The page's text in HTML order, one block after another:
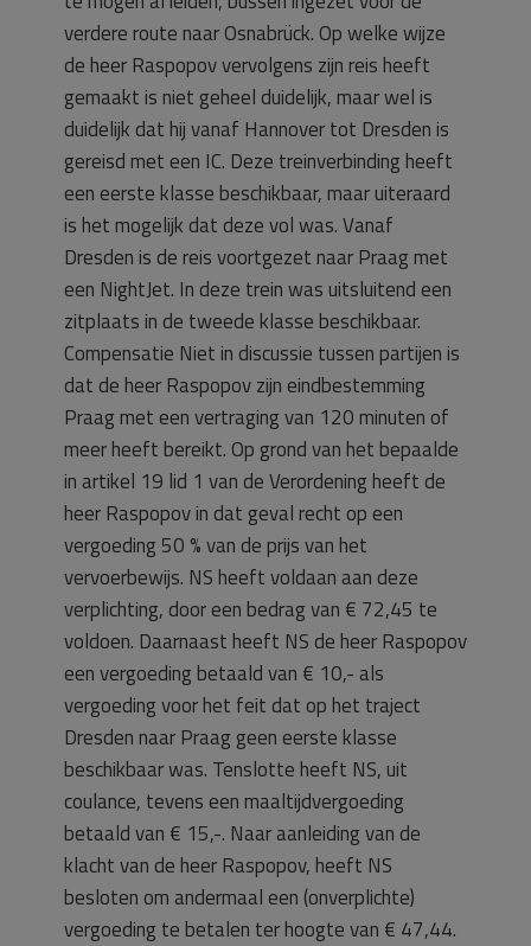
verdere route naar Osnabrück. Op welke wijze
de heer Raspopov vervolgens zijn reis heeft
gemaakt is niet geheel duidelijk, maar wel is
duidelijk dat hij vanaf Hannover tot Dresden is
gereisd met een IC. Deze treinverbinding heeft
een eerste klasse beschikbaar, maar uiteraard
is het mogelijk dat deze vol was. Vanaf
Dresden is de reis voortgezet naar Praag met
een NightJet. In deze trein was uitsluitend een
zitplaats in de tweede klasse beschikbaar.
Compensatie Niet in discussie tussen partijen is
dat de heer Raspopov zijn eindbestemming
Praag met een vertraging van 120 minuten of
meer heeft bereikt. Op grond van het bepaalde
in artikel 19 lid 1 van de Verordening heeft de
heer Raspopov in dat geval recht op een
vergoeding 50 % van de prijs van het
vervoerbewijs. NS heeft voldaan aan deze
verplichting, door een bedrag van € 72,45 te
voldoen. Daarnaast heeft NS de heer Raspopov
een vergoeding betaald van € 10,- als
vergoeding voor het feit dat op het traject
Dresden naar Praag geen eerste klasse
beschikbaar was. Tenslotte heeft NS, uit
coulance, tevens een maaltijdvergoeding
betaald van € 15,-. Naar aanleiding van de
klacht van de heer Raspopov, heeft NS
besloten om andermaal een (onverplichte)
vergoeding te betalen ter hoogte van € 47,44.